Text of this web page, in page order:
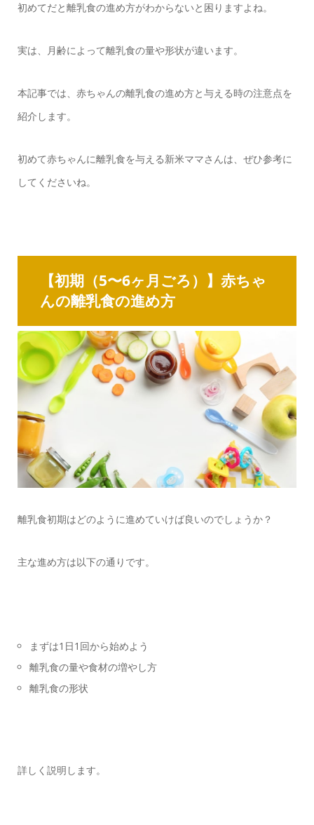
初めてだと離乳食の進め方がわからないと困りますよね。
実は、月齢によって離乳食の量や形状が違います。
本記事では、赤ちゃんの離乳食の進め方と与える時の注意点を
紹介します。
初めて赤ちゃんに離乳食を与える新米ママさんは、ぜひ参考に
してくださいね。
【初期（5〜6ヶ月ごろ）】赤ちゃ
んの離乳食の進め方
離乳食初期はどのように進めていけば良いのでしょうか？
主な進め方は以下の通りです。
まずは1日1回から始めよう
離乳食の量や食材の増やし方
離乳食の形状
詳しく説明します。